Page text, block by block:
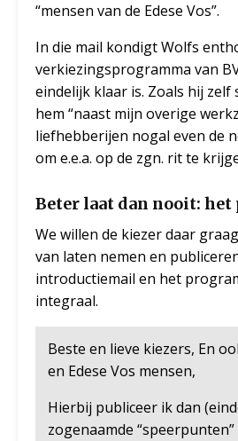
“mensen van de Edese Vos”.
In die mail kondigt Wolfs
verkiezingsprogramma van
eindelijk klaar is. Zoals hij
hem “naast mijn overige
liefhebberijen nogal even de
om e.e.a. op de zgn. rit te
Beter laat dan nooit:
We willen de kiezer daar
van laten nemen en
introductiemail en het
integraal.
Beste en lieve kiezers, En
en Edese Vos mensen,
Hierbij publiceer ik dan
zogenaamde